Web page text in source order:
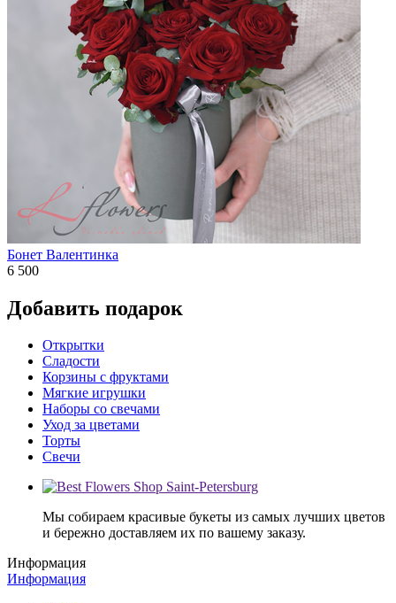
Бонет Валентинка
6 500
Добавить подарок
Открытки
Сладости
Корзины с фруктами
Мягкие игрушки
Наборы со свечами
Уход за цветами
Торты
Свечи
Мы собираем красивые букеты из самых лучших цветов
и бережно доставляем их по вашему заказу.
Информация
Информация